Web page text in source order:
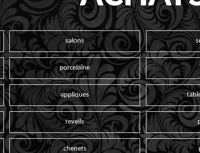
salons
porcelaine
appliques
reveils
chenets